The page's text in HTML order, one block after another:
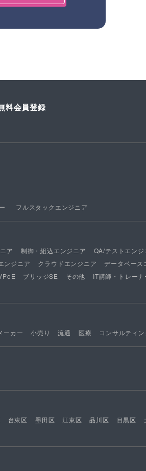
料会員登録
フルスタックエンジニア
ア 制御・組込エンジニア QA/テストエンジ
ンジニア クラウドエンジニア データベース
ブリッジSE その他 IT講師・トレーナ
ーカー 小売り 流通 医療 コンサルティ
台東区 墨田区 江東区 品川区 目黒区